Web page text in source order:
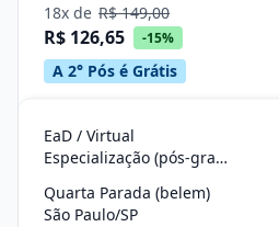
18x de R$ 149,00
R$ 126,65 -15%
A 2° Pós é Grátis
EaD / Virtual
Especialização (pós-graduação)
Quarta Parada (belem)
São Paulo/SP